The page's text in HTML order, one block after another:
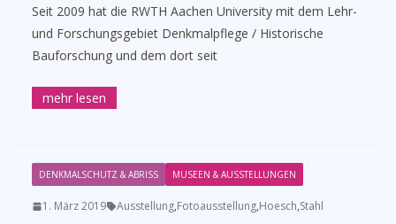
Seit 2009 hat die RWTH Aachen University mit dem Lehr-
und Forschungsgebiet Denkmalpflege / Historische
Bauforschung und dem dort seit
DENKMALSCHUTZ & ABRISS MUSEEN & AUSSTELLUNGEN
1. März 2019 Ausstellung,Fotoausstellung,Hoesch,Stahl